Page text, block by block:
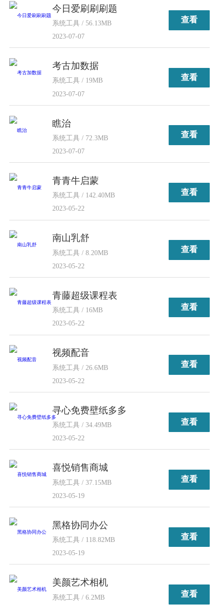
今日爱刷刷刷题
系统工具 / 56.13MB
2023-07-07
查看
考古加数据
系统工具 / 19MB
2023-07-07
查看
瞧治
系统工具 / 72.3MB
2023-07-07
查看
青青牛启蒙
系统工具 / 142.40MB
2023-05-22
查看
南山乳舒
系统工具 / 8.20MB
2023-05-22
查看
青藤超级课程表
系统工具 / 16MB
2023-05-22
查看
视频配音
系统工具 / 26.6MB
2023-05-22
查看
寻心免费壁纸多多
系统工具 / 34.49MB
2023-05-22
查看
喜悦销售商城
系统工具 / 37.15MB
2023-05-19
查看
黑格协同办公
系统工具 / 118.82MB
2023-05-19
查看
美颜艺术相机
系统工具 / 6.2MB 查看